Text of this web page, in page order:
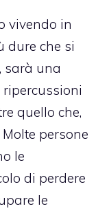
vivendo in
dure che si
sarà una
quello che,
persone
le
di perdere
le